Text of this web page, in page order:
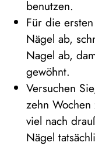
benutzen.
Für die
Nägel ab,
Nagel ab,
gewöhnt.
Versuchen
zehn
viel nach
Nägel